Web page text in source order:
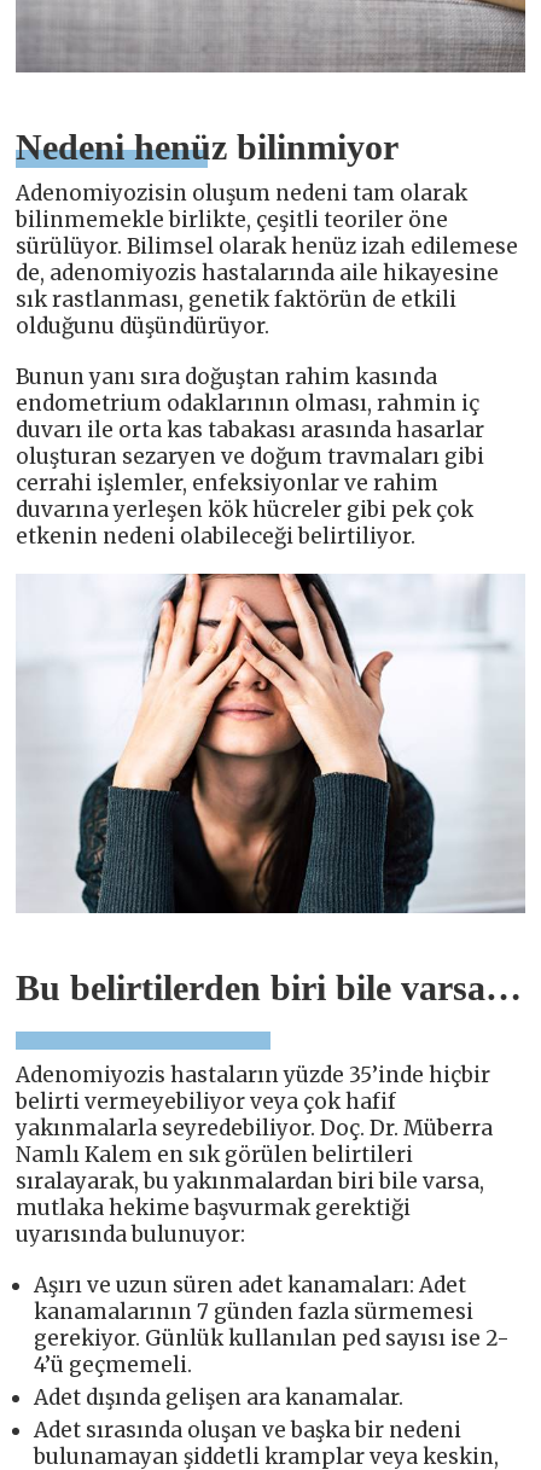
Nedeni henüz bilinmiyor
Adenomiyozisin oluşum nedeni tam olarak
bilinmemekle birlikte, çeşitli teoriler öne
sürülüyor. Bilimsel olarak henüz izah edilemese
de, adenomiyozis hastalarında aile hikayesine
sık rastlanması, genetik faktörün de etkili
olduğunu düşündürüyor.
Bunun yanı sıra doğuştan rahim kasında
endometrium odaklarının olması, rahmin iç
duvarı ile orta kas tabakası arasında hasarlar
oluşturan sezaryen ve doğum travmaları gibi
cerrahi işlemler, enfeksiyonlar ve rahim
duvarına yerleşen kök hücreler gibi pek çok
etkenin nedeni olabileceği belirtiliyor.
Bu belirtilerden biri bile varsa…
Adenomiyozis hastaların yüzde 35’inde hiçbir
belirti vermeyebiliyor veya çok hafif
yakınmalarla seyredebiliyor. Doç. Dr. Müberra
Namlı Kalem en sık görülen belirtileri
sıralayarak, bu yakınmalardan biri bile varsa,
mutlaka hekime başvurmak gerektiği
uyarısında bulunuyor:
Aşırı ve uzun süren adet kanamaları: Adet
kanamalarının 7 günden fazla sürmemesi
gerekiyor. Günlük kullanılan ped sayısı ise 2-
4’ü geçmemeli.
Adet dışında gelişen ara kanamalar.
Adet sırasında oluşan ve başka bir nedeni
bulunamayan şiddetli kramplar veya keskin,